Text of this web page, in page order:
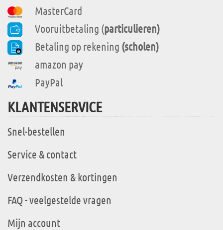
MasterCard
Vooruitbetaling (particulieren)
Betaling op rekening (scholen)
amazon pay
PayPal
KLANTENSERVICE
Snel-bestellen
Service & contact
Verzendkosten & kortingen
FAQ - veelgestelde vragen
Mijn account